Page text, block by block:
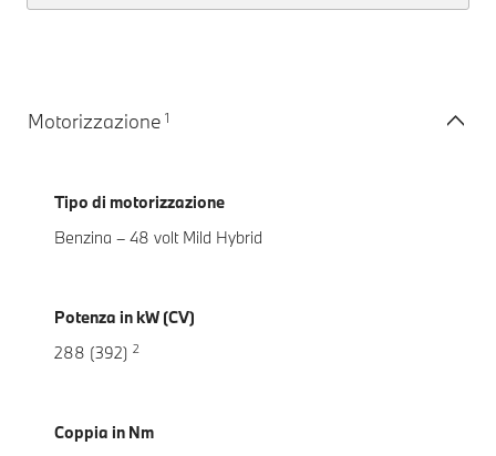
Motorizzazione 1
Tipo di motorizzazione
Benzina – 48 volt Mild Hybrid
Potenza in kW (CV)
288 (392) 2
Coppia in Nm